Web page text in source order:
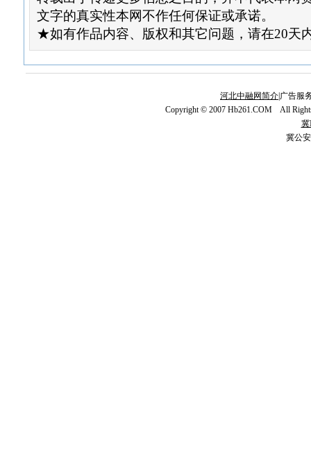
文字的真实性本网不作任何保证或承诺。
★如有作品内容、版权和其它问题，请在20天
河北中融网简介 |广告服
Copyright © 2007 Hb261.COM All
冀
冀公